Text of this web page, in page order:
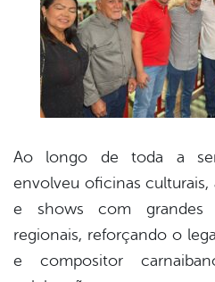
Ao longo de toda a
envolveu oficinas culturais,
e shows com grandes
regionais, reforçando o
e compositor